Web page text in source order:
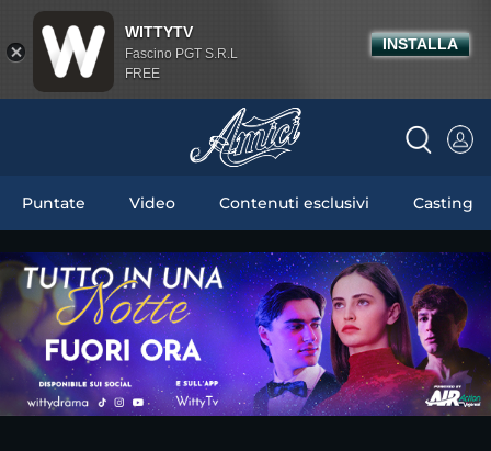
Puntate Video Contenuti esclusivi Casting
WITTYTV
Fascino PGT S.R.L
FREE
INSTALLA